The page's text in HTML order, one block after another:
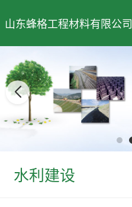
山东蜂格工程材料有限公司
水利建设